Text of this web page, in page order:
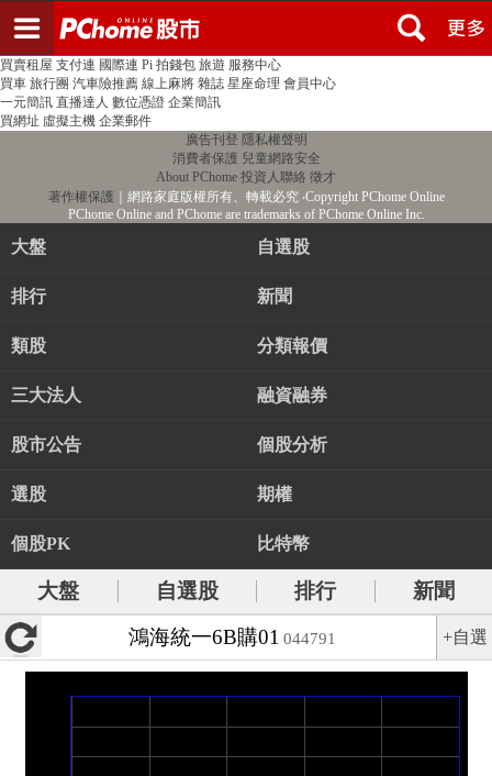
PChome首頁 線上購物 24h購物 書店
買賣租屋 支付連 國際連 Pi 拍錢包 旅遊 服務中心
買車 旅行團 汽車險推薦 線上麻將 雜誌 星座命理 會員中心
一元簡訊 直播達人 數位憑證 企業簡訊
買網址 虛擬主機 企業郵件
廣告刊登 隱私權聲明
消費者保護 兒童網路安全
About PChome 投資人聯絡 徵才
著作權保護 ｜網路家庭版權所有、轉載必究‧Copyright PChome Online
PChome Online and PChome are trademarks of PChome Online Inc.
大盤 自選股
排行 新聞
類股 分類報價
三大法人 融資融券
股市公告 個股分析
選股 期權
個股PK 比特幣
大盤 自選股 排行
新聞
鴻海統一6B購01 044791 +自選